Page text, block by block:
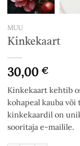
MUU
Kinkekaart
30,00 €
Kinkekaart kehtib
kohapeal kauba või
kinkekaardil on
sooritaja e-mailile.